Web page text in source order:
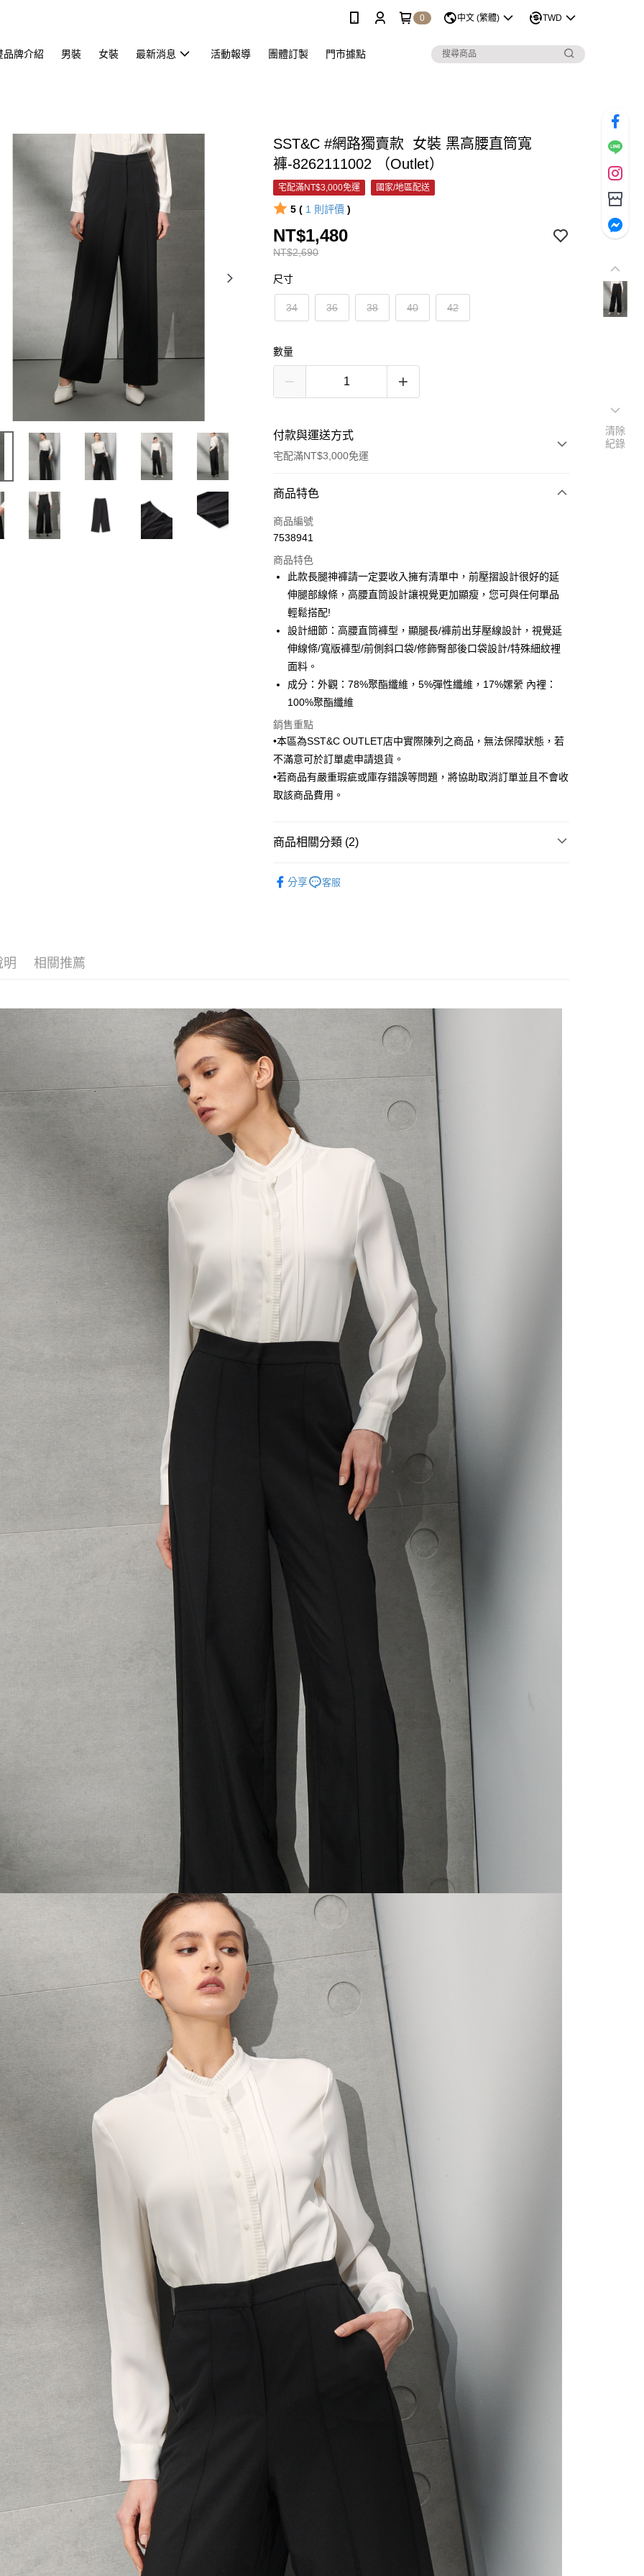
0 中文 (繁體) TWD
品牌介紹 男裝 女裝 最新消息 活動報導 團體訂製 門市據點
SST&C #網路獨賣款 女裝 黑高腰直筒寬
褲-8262111002 （Outlet）
宅配滿NT$3,000免運 國家/地區配送
5 ( 1 則評價 )
NT$2,690
NT$1,480
尺寸
34 36 38 40 42
數量
付款與運送方式
宅配滿NT$3,000免運
付款方式
信用卡一次付款
3 期 0 利率 每期 NT$493 21家銀行
合作金庫商業銀行
第一商業銀行
華南商業銀行
國泰世華商業銀行
兆豐國際商業銀行
臺灣中小企業銀行
台中商業銀行
匯豐（台灣）商業銀行
聯邦商業銀行
遠東國際商業銀行
元大商業銀行
台新國際商業銀行
台灣樂天信用卡公司
6 期 0 利率 每期NT$246 21家銀行
合作金庫商業銀行
華南商業銀行
彰化商業銀行
上海商業儲蓄銀行
台北富邦商業銀行
臺灣中小企業銀行
匯豐（台灣）商業銀行
華泰商業銀行
聯邦商業銀行
元大商業銀行
台新國際商業銀行
中國信託商業銀行
台灣樂天信用卡公司
LINE Pay
Apple Pay
街口支付
悠遊付
Google Pay
全盈+PAY
AFTEE先享後付
相關說明
１．簡單：不需註冊會員、不需綁卡、不需儲值。
※ 交易是否成功請以「AFTEE先享後付 」之結帳頁面顯示為準，若有關於
是否繳費成功／繳費後需取消欲退款等相關疑問，請聯繫「AFTEE先享後
付客戶支援中心」
https://netprotections.freshdesk.com/support/home
【注意事項】
１．透過由恩沛科技股份有限公司提供之「AFTEE先享後付」服務完成之
交易，需依本服務之必要範圍內提供個人資料，並將交易相關給付款項請
求債權轉讓予恩沛科技股份有限公司。
２．關於個人資料處理事宜，請瀏覽以下網址：
https://aftee.tw/terms/#terms3
３．未成年的使用者請事先徵得法定代理人或監護人之同意方可使用
「AFTEE先享後付」，若未經同意申辦者引起之損失，本公司不負相關責
４．使用「AFTEE先享後付」時，將依據個別帳號之用戶狀況，依本公司
即時審查核予不同之上限額度；若仍有額度不足之情形，本公司將視審查
結果請求用戶進行身份認證。
５．嚴禁一人註冊多個帳號或使用他人資訊註冊。若發現惡意使用之情
形，恩沛科技股份有限公司將有權停止該用戶之使用額度並採取法律行
新竹物流宅配
商品特色
商品編號
7538941
商品特色
此款長腿神褲請一定要收入擁有清單中，前壓摺設計很好的延
伸腿部線條，高腰直筒設計讓視覺更加顯瘦，您可與任何單品
輕鬆搭配!
設計細節：高腰直筒褲型，顯腿長/褲前出芽壓線設計，視覺延
伸線條/寬版褲型/前側斜口袋/修飾臀部後口袋設計/特殊細紋裡
面料。
成分：外觀：78%聚酯纖維，5%彈性纖維，17%嫘縈 內裡：
100%聚酯纖維
銷售重點
•本區為SST&C OUTLET店中實際陳列之商品，無法保障狀態，若
不滿意可於訂單處申請退貨。
•若商品有嚴重瑕疵或庫存錯誤等問題，將協助取消訂單並且不會收
取該商品費用。
商品相關分類 (2)
分享 客服
明 相關推薦
清除
紀錄